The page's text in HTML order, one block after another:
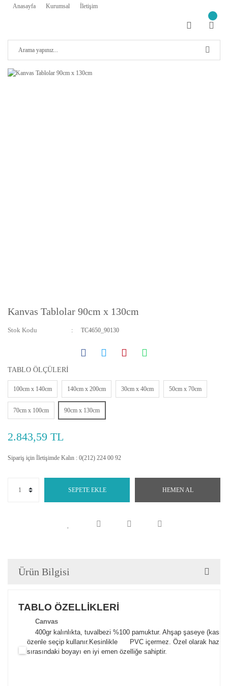
Anasayfa Kurumsal İletişim
Kanvas Tablolar 90cm x 130cm
Stok Kodu TC4650_90130
TABLO ÖLÇÜLERİ
100cm x 140cm 140cm x 200cm 30cm x 40cm 50cm x 70cm
70cm x 100cm 90cm x 130cm
2.843,59 TL
Sipariş için İletişimde Kalın : 0(212) 224 00 92
SEPETE EKLE HEMEN AL
Ürün Bilgisi
TABLO ÖZELLİKLERİ
Canvas
400gr kalınlıkta, tuvalbezi %100 pamuktur. Ahşap şaseye
özenle seçip kullanır. Kesinlikle PVC içermez. Özel olarak
sırasındaki boyayı en iyi emen özelliğe sahiptir.